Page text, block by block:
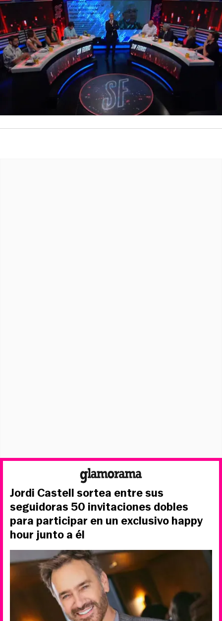
Jordi Castell sortea entre sus
seguidoras 50 invitaciones dobles
para participar en un exclusivo happy
hour junto a él